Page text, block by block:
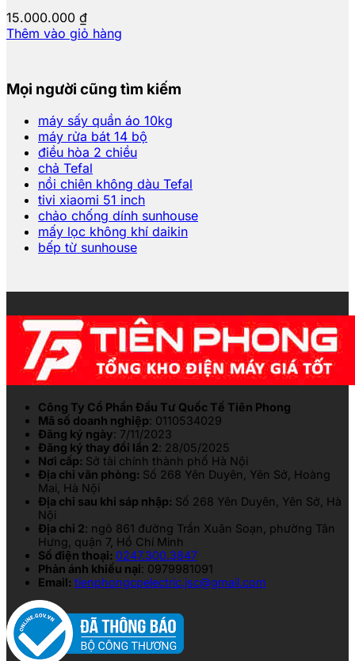
15.000.000 ₫
Thêm vào giỏ hàng
Mọi người cũng tìm kiếm
máy sấy quần áo 10kg
máy rửa bát 14 bộ
điều hòa 2 chiều
chả Tefal
nồi chiên không dàu Tefal
tivi xiaomi 51 inch
chảo chống dính sunhouse
mấy lọc không khí daikin
bếp từ sunhouse
Công Ty Cổ Phần Đầu Tư Quốc Tế Tiên Phong
Mã số doanh nghiệp: 0110534029
Đăng ký ngày: 7/11/2023
Đăng ký thay đổi lần 2: 28/05/2025
Nơi cấp: Sở tài chính thành phố Hà Nội
Địa chỉ văn phòng: Số 268 Yên Duyên, Yên Sở, Hoàng
Mai, Hà Nội
Địa chỉ sau khi sáp nhập: Số 268 Yên Duyên, Yên Sở, Hà
Nội
Địa chỉ 2: ngõ 861 đường Trần Xuân Soạn, phường Tân
Hưng, quận 7, Hồ Chí Minh
Số điện thoại: 0247.300.3847
Phản ánh khiếu nại: 0979981091
Email: tienphongcpelectric.jsc@gmail.com